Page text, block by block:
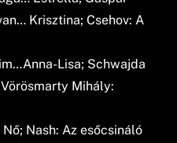
Krisztina; Csehov: A
Lisa; Schwajda
Mihály:
Nash: Az esőcsináló